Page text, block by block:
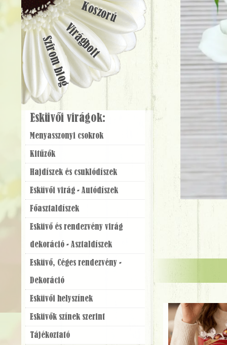
Koszorú
Virágbolt
Szirom blog
Esküvői virágok:
Menyasszonyi csokrok
Kitűzők
Hajdíszek és csuklódíszek
Esküvői virág - Autódíszek
Főasztaldíszek
Esküvő és rendezvény virág
dekoráció - Asztaldíszek
Esküvő, Céges rendezvény -
Dekoráció
Esküvői helyszínek
Esküvők színek szerint
Tájékoztató